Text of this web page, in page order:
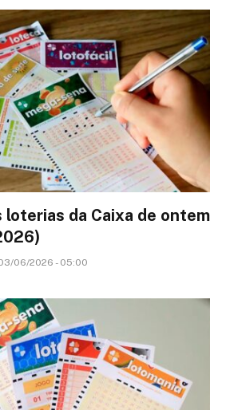
loterias da Caixa de ontem
06/2026 - 05:00